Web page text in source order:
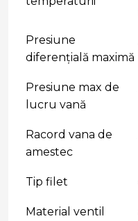
Presiune
diferențială maximă
Presiune max de
lucru vană
Racord vana de
amestec
Tip filet
Material ventil